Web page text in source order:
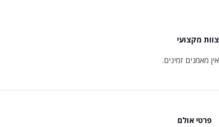
צוות מקצועי
אין מאמנים זמינים.
פרטי אולם